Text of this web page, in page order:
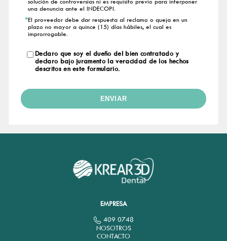
solución de controversias ni es requisito previo para interponer
una denuncia ante el INDECOPI.
*El proveedor debe dar respuesta al reclamo o queja en un
plazo no mayor a quince (15) días hábiles, el cual es
improrrogable.
Declaro que soy el dueño del bien contratado y
declaro bajo juramento la veracidad de los hechos
descritos en este formulario.
EMPRESA
409 0748
NOSOTROS
CONTACTO